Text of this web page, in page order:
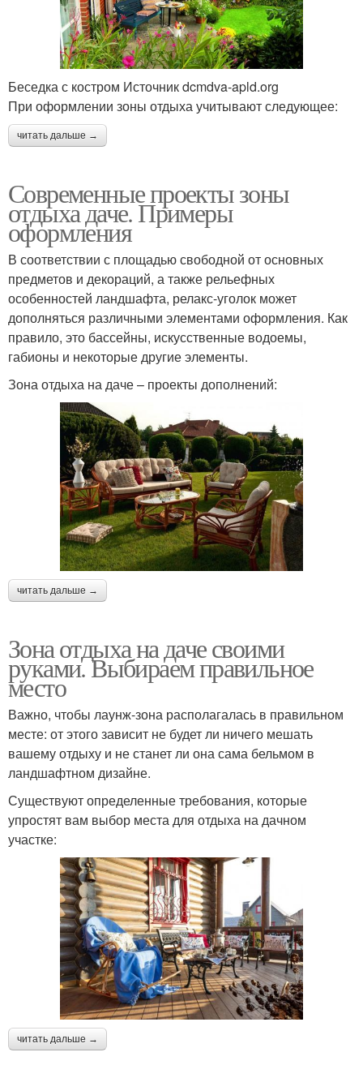
Беседка с костром Источник dcmdva-apld.org
При оформлении зоны отдыха учитывают следующее:
читать дальше →
Современные проекты зоны
отдыха даче. Примеры
оформления
В соответствии с площадью свободной от основных
предметов и декораций, а также рельефных
особенностей ландшафта, релакс-уголок может
дополняться различными элементами оформления. Как
правило, это бассейны, искусственные водоемы,
габионы и некоторые другие элементы.
Зона отдыха на даче – проекты дополнений:
читать дальше →
Зона отдыха на даче своими
руками. Выбираем правильное
место
Важно, чтобы лаунж-зона располагалась в правильном
месте: от этого зависит не будет ли ничего мешать
вашему отдыху и не станет ли она сама бельмом в
ландшафтном дизайне.
Существуют определенные требования, которые
упростят вам выбор места для отдыха на дачном
участке:
читать дальше →